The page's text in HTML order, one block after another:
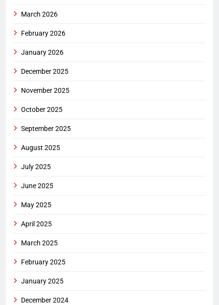
March 2026
February 2026
January 2026
December 2025
November 2025
October 2025
September 2025
August 2025
July 2025
June 2025
May 2025
April 2025
March 2025
February 2025
January 2025
December 2024